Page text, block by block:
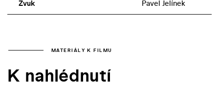
Zvuk Pavel Jelínek
MATERIÁLY K FILMU
K nahlédnutí